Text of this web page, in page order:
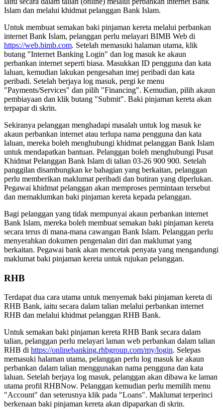
Islam dan melalui khidmat pelanggan Bank Islam.
Untuk membuat semakan baki pinjaman kereta melalui perbankan
internet Bank Islam, pelanggan perlu melayari BIMB Web di
https://web.bimb.com. Setelah memasuki halaman utama, klik
butang "Internet Banking Login" dan log masuk ke akaun
perbankan internet seperti biasa. Masukkan ID pengguna dan kata
laluan, kemudian lakukan pengesahan imej peribadi dan kata
peribadi. Setelah berjaya log masuk, pergi ke menu
"Payments/Services" dan pilih "Financing". Kemudian, pilih akaun
pembiayaan dan klik butang "Submit". Baki pinjaman kereta akan
terpapar di skrin.
Sekiranya pelanggan menghadapi masalah untuk log masuk ke
akaun perbankan internet atau terlupa nama pengguna dan kata
laluan, mereka boleh menghubungi khidmat pelanggan Bank Islam
untuk mendapatkan bantuan. Pelanggan boleh menghubungi Pusat
Khidmat Pelanggan Bank Islam di talian 03-26 900 900. Setelah
panggilan disambungkan ke bahagian yang berkaitan, pelanggan
perlu memberikan maklumat peribadi dan butiran yang diperlukan.
Pegawai khidmat pelanggan akan memproses permintaan tersebut
dan memaklumkan baki pinjaman kereta kepada pelanggan.
Bagi pelanggan yang tidak mempunyai akaun perbankan internet
Bank Islam, mereka boleh membuat semakan baki pinjaman kereta
secara terus di mana-mana cawangan Bank Islam. Pelanggan perlu
menyerahkan dokumen pengenalan diri dan maklumat yang
berkaitan. Pegawai bank akan mencetak penyata yang mengandungi
maklumat baki pinjaman kereta untuk rujukan pelanggan.
RHB
Terdapat dua cara utama untuk menyemak baki pinjaman kereta di
RHB Bank, iaitu secara dalam talian melalui perbankan internet
RHB dan melalui khidmat pelanggan RHB Bank.
Untuk semakan baki pinjaman kereta RHB Bank secara dalam
talian, pelanggan perlu melayari laman web perbankan dalam talian
RHB di https://onlinebanking.rhbgroup.com/my/login. Selepas
memasuki halaman utama, pelanggan perlu log masuk ke akaun
perbankan dalam talian menggunakan nama pengguna dan kata
laluan. Setelah berjaya log masuk, pelanggan akan dibawa ke laman
utama profil RHBNow. Pelanggan kemudian perlu memilih menu
"Account" dan seterusnya klik pada "Loans". Maklumat terperinci
berkenaan baki pinjaman kereta akan dipaparkan di skrin.